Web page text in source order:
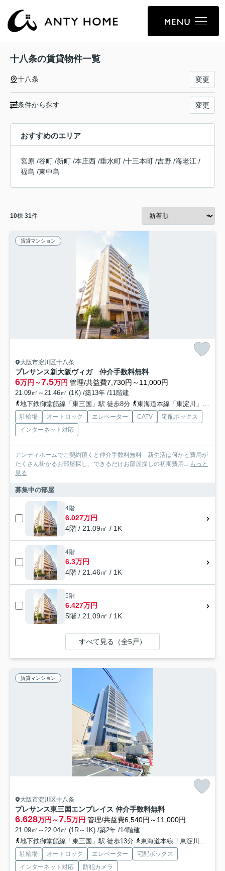
十八条の賃貸物件一覧
十八条 変更
条件から探す 変更
おすすめのエリア
宮原 /谷町 /新町 /本庄西 /垂水町 /十三本町 /吉野 /海老江 /
福島 /東中島
10棟 31件
賃貸マンション
大阪市淀川区十八条
プレサンス新大阪ヴィガ 仲介手数料無料
6万円～7.5万円 管理/共益費7,730円～11,000円
21.09㎡～21.46㎡ (1K) /築13年 /11階建
地下鉄御堂筋線「東三国」駅 徒歩8分
東海道本線「東淀川」駅 徒歩18分
駐輪場 オートロック エレベーター CATV
宅配ボックス
インターネット対応
アンティホームでご契約頂くと仲介手数料無料 新生活は何かと費用が
たくさん掛かるお部屋探し、できるだけお部屋探しの初期費用...
もっと
見る
募集中の部屋
4階
6.027万円
4階 / 21.09㎡ / 1K
4階
6.3万円
4階 / 21.46㎡ / 1K
5階
6.427万円
5階 / 21.09㎡ / 1K
すべて見る（全5戸）
賃貸マンション
大阪市淀川区十八条
プレサンス東三国エンブレイス 仲介手数料無料
6.628万円～7.5万円 管理/共益費6,540円～11,000円
21.09㎡～22.04㎡ (1R～1K) /築2年 /14階建
地下鉄御堂筋線「東三国」駅 徒歩13分
東海道本線「東淀川」駅 徒歩19分
駐輪場 オートロック エレベーター
宅配ボックス
インターネット対応
防犯カメラ